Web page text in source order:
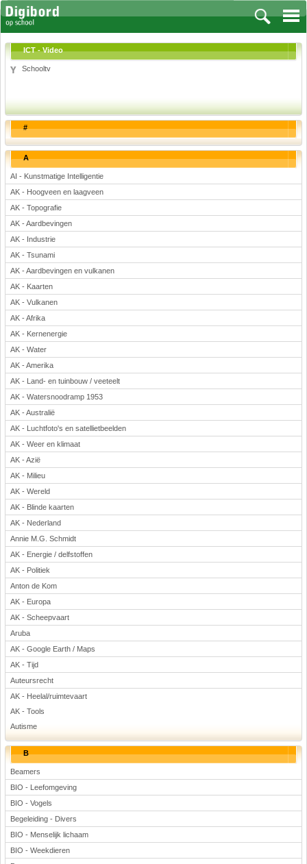
Vakken
Aardrijkskunde
Biologie
Engels
Frans, Duits, Chinees, Spaans
Geschiedenis
Handvaardigheid en Tekenen
Kunst en Cultuur
Levensbeschouwing
Lichamelijke opvoeding
Muziek
Natuurkunde
Nederlands
Rekenen
Scheikunde
Sport
Techniek
Verkeer
Wiskunde
Onderwerpen
Apps en tablets
Collecties digibord
Digiborden / touchscreens
Digibordtools
Downloads basisonderwijs
Herfst
Kerstmis
Kinder-/Jeugdboeken
Lente
Onderbouw PO
Pasen
Voetbal
ICT - Video
Schooltv
#
A
AI - Kunstmatige Intelligentie
AK - Hoogveen en laagveen
AK - Topografie
AK - Aardbevingen
AK - Industrie
AK - Tsunami
AK - Aardbevingen en vulkanen
AK - Kaarten
AK - Vulkanen
AK - Afrika
AK - Kernenergie
AK - Water
AK - Amerika
AK - Land- en tuinbouw / veeteelt
AK - Watersnoodramp 1953
AK - Australië
AK - Luchtfoto's en satellietbeelden
AK - Weer en klimaat
AK - Azië
AK - Milieu
AK - Wereld
AK - Blinde kaarten
AK - Nederland
Annie M.G. Schmidt
AK - Energie / delfstoffen
AK - Politiek
Anton de Kom
AK - Europa
AK - Scheepvaart
Aruba
AK - Google Earth / Maps
AK - Tijd
Auteursrecht
AK - Heelal/ruimtevaart
AK - Tools
Autisme
B
Beamers
BIO - Leefomgeving
BIO - Vogels
Begeleiding - Divers
BIO - Menselijk lichaam
BIO - Weekdieren